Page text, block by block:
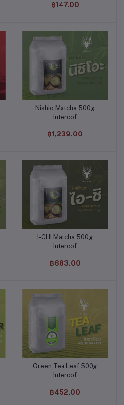
฿147.00
หยิบใส่ตะกร้า
Nishio Matcha 500g
Intercof
฿1,239.00
หยิบใส่ตะกร้า
I-CHI Matcha 500g
Intercof
฿683.00
หยิบใส่ตะกร้า
Green Tea Leaf 500g
Intercof
฿452.00